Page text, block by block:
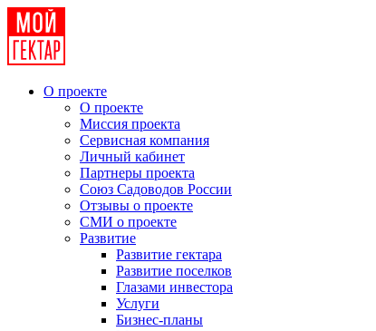
О проекте
О проекте
Миссия проекта
Сервисная компания
Личный кабинет
Партнеры проекта
Союз Садоводов России
Отзывы о проекте
СМИ о проекте
Развитие
Развитие гектара
Развитие поселков
Глазами инвестора
Услуги
Бизнес-планы